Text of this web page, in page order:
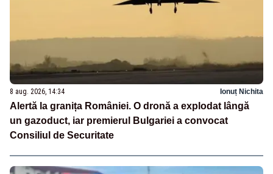
8 aug. 2026, 14:34 Ionuț Nichita
Alertă la granița României. O dronă a explodat lângă
un gazoduct, iar premierul Bulgariei a convocat
Consiliul de Securitate